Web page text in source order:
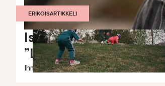
ERIKOISARTIKKELI
Isyys on ollut sitä,
”Lapset ovat
Ihmiset 3.6.